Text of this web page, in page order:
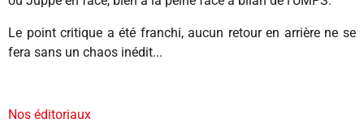
Le point critique a été franchi, aucun retour en arrière ne se
fera sans un chaos inédit...
Nos éditoriaux